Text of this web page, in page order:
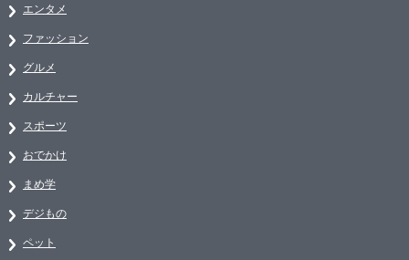
エンタメ
ファッション
グルメ
カルチャー
スポーツ
おでかけ
まめ学
デジもの
ペット